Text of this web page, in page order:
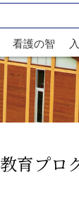
看護の智
育プロ